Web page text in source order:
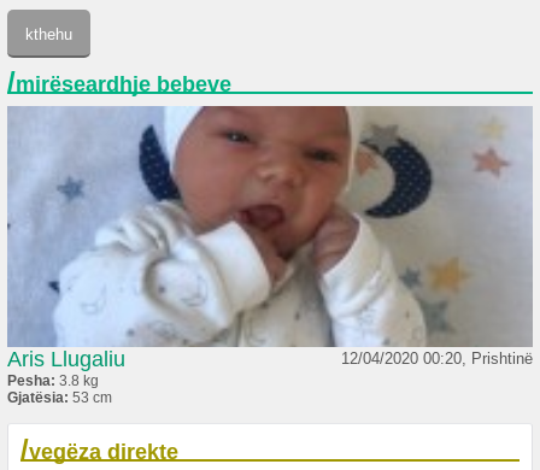
/mirëseardhje bebeve
Aris Llugaliu 12/04/2020 00:20, Prishtinë
Pesha: 3.8 kg
Gjatësia: 53 cm
/vegëza direkte